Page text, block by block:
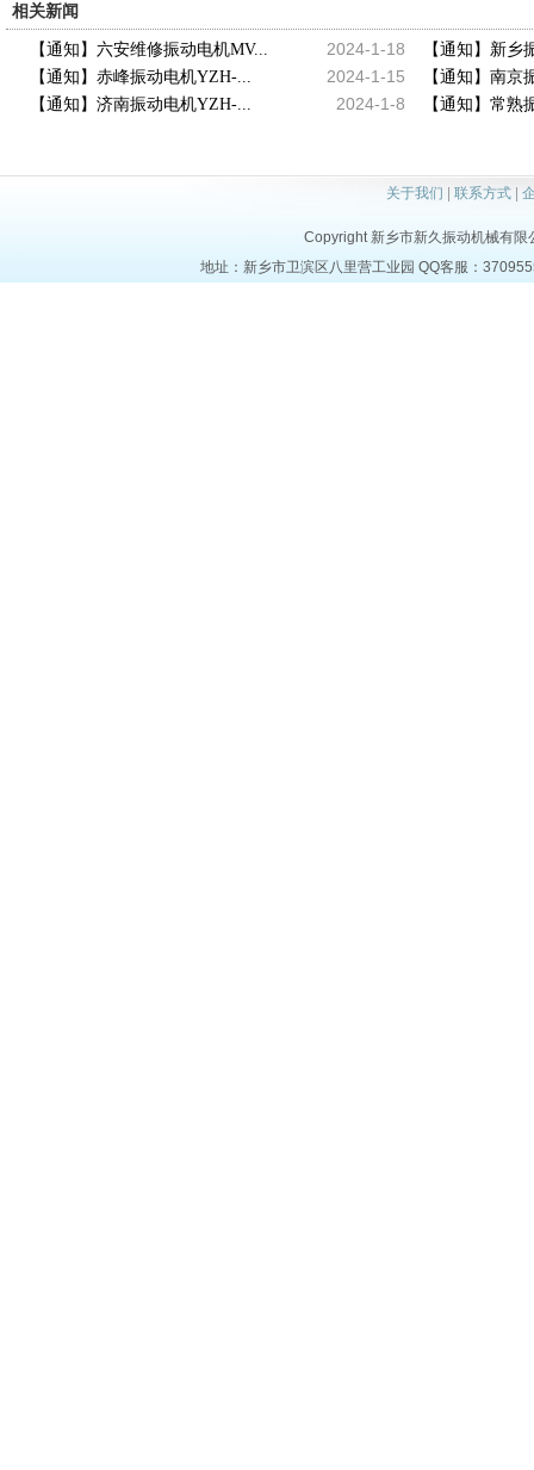
相关新闻
2024-1-18
【通知】六安维修振动电机MV... 【通知】新乡
2024-1-15
【通知】赤峰振动电机YZH-... 【通知】南京
2024-1-8
【通知】济南振动电机YZH-... 【通知】常熟
关于我们 联系方式|
Copyright 新乡市新久振动机械有
地址：新乡市卫滨区八里营工业园 QQ客服：